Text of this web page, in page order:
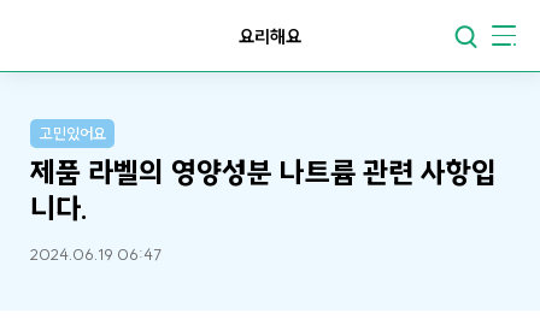
요리해요
고민있어요
제품 라벨의 영양성분 나트륨 관련 사항입
니다.
2024.06.19 06:47